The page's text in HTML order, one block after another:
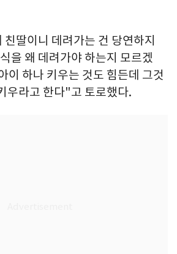
딸이니 데려가는 건 당연하지
을 왜 데려가야 하는지 모르겠
이 하나 키우는 것도 힘든데 그것
우라고 한다"고 토로했다.